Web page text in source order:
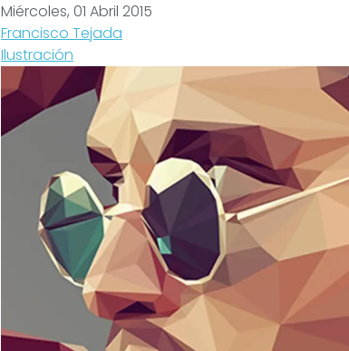
Miércoles, 01 Abril 2015
Francisco Tejada
Ilustración